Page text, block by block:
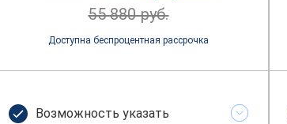
55 880 руб.
Доступна беспроцентная рассрочка
Возможность указать